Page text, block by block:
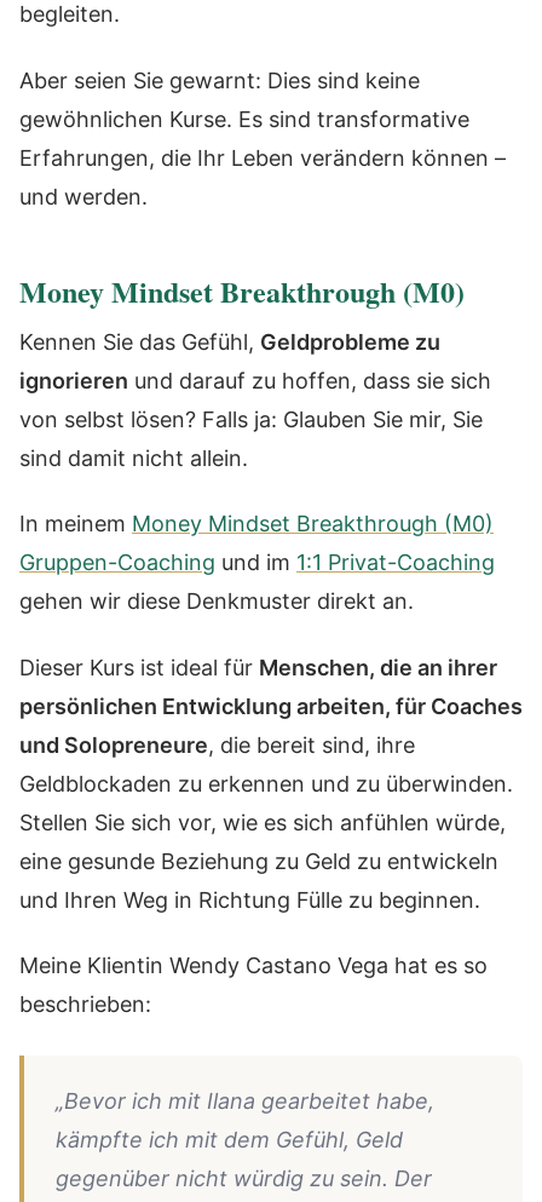
begleiten.
Aber seien Sie gewarnt: Dies sind keine
gewöhnlichen Kurse. Es sind transformative
Erfahrungen, die Ihr Leben verändern können –
und werden.
Money Mindset Breakthrough (M0)
Kennen Sie das Gefühl, Geldprobleme zu
ignorieren und darauf zu hoffen, dass sie sich
von selbst lösen? Falls ja: Glauben Sie mir, Sie
sind damit nicht allein.
In meinem Money Mindset Breakthrough (M0)
Gruppen-Coaching und im 1:1 Privat-Coaching
gehen wir diese Denkmuster direkt an.
Dieser Kurs ist ideal für Menschen, die an ihrer
persönlichen Entwicklung arbeiten, für Coaches
und Solopreneure, die bereit sind, ihre
Geldblockaden zu erkennen und zu überwinden.
Stellen Sie sich vor, wie es sich anfühlen würde,
eine gesunde Beziehung zu Geld zu entwickeln
und Ihren Weg in Richtung Fülle zu beginnen.
Meine Klientin Wendy Castano Vega hat es so
beschrieben:
„Bevor ich mit Ilana gearbeitet habe,
kämpfte ich mit dem Gefühl, Geld
gegenüber nicht würdig zu sein. Der